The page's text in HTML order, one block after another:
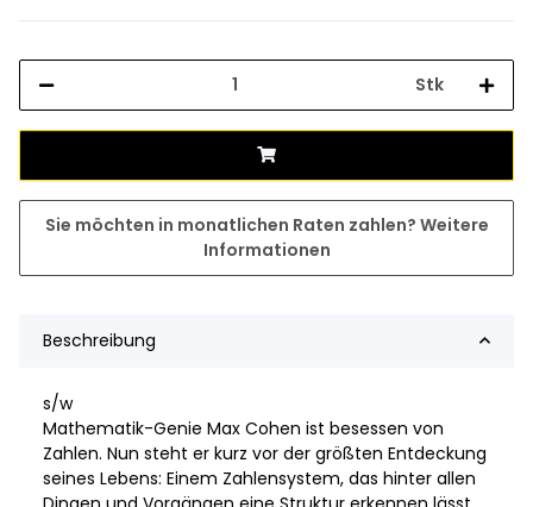
Stk
Sie möchten in monatlichen Raten zahlen? Weitere
Informationen
Beschreibung
s/w
Mathematik-Genie Max Cohen ist besessen von
Zahlen. Nun steht er kurz vor der größten Entdeckung
seines Lebens: Einem Zahlensystem, das hinter allen